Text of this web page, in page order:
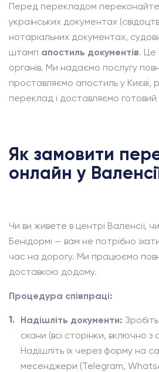
Перед перекладом
українських документах
нотаріальних документах,
штамп апостиль документів. Це
органів. Ми надаємо послугу
проставляємо апостиль у Києві,
переклад і доставляємо готовий
Як замовити
онлайн у
Чи ви живете в центрі Валенсії,
Бенідормі — вам не потрібно
час на дорогу. Ми працюємо
доставкою додому.
Процедура співпраці:
Надішліть документи:
скани (всі сторінки, включно
Надішліть їх через форму на
месенджери (Telegram,